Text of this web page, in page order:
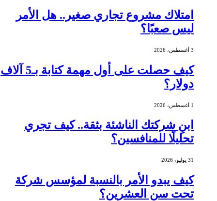
امتلاك مشروع تجاري صغير.. هل الأمر
ليس صعبًا؟
3 أغسطس، 2026
كيف حصلت على أول مهمة كتابة بـ5 آلاف
دولار؟
1 أغسطس، 2026
ابنِ شركتك الناشئة بثقة.. كيف تجري
تحليلًا للمنافسين؟
31 يوليو، 2026
كيف يبدو الأمر بالنسبة لمؤسس شركة
تحت سن العشرين؟